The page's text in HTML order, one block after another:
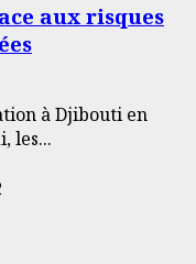
aux risques
à Djibouti en
les...